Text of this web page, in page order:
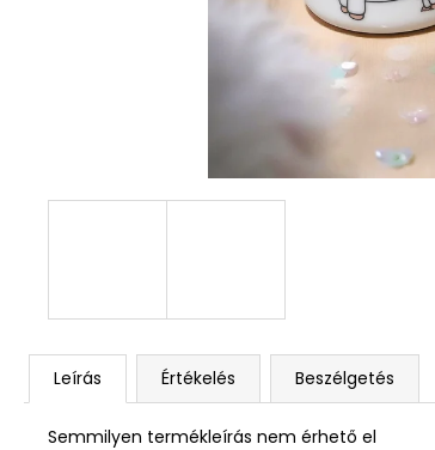
Leírás Értékelés Beszélgetés
Semmilyen termékleírás nem érhető el
DEKOR ORCHIDEA KASPÓBAN KICSI
HALVÁNY ZÖLD